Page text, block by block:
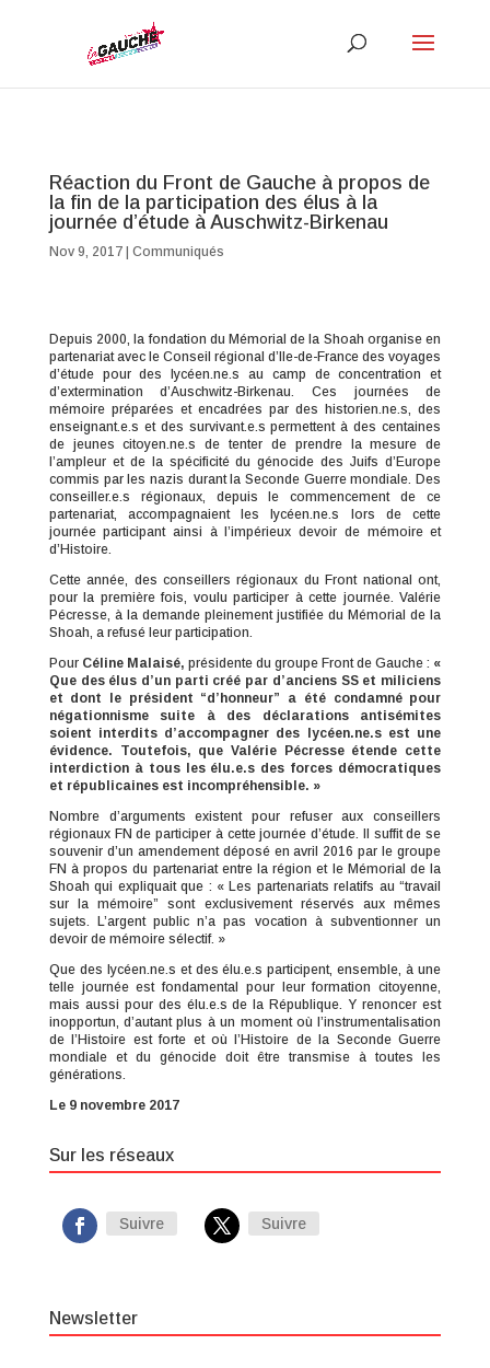
Réaction du Front de Gauche à propos de
la fin de la participation des élus à la
journée d’étude à Auschwitz-Birkenau
Nov 9, 2017| Communiqués
Depuis 2000, la fondation du Mémorial de la Shoah organise en
partenariat avec le Conseil régional d’Ile-de-France des voyages
d’étude pour des lycéen.ne.s au camp de concentration et
d’extermination d’Auschwitz-Birkenau. Ces journées de
mémoire préparées et encadrées par des historien.ne.s, des
enseignant.e.s et des survivant.e.s permettent à des centaines
de jeunes citoyen.ne.s de tenter de prendre la mesure de
l’ampleur et de la spécificité du génocide des Juifs d’Europe
commis par les nazis durant la Seconde Guerre mondiale. Des
conseiller.e.s régionaux, depuis le commencement de ce
partenariat, accompagnaient les lycéen.ne.s lors de cette
journée participant ainsi à l’impérieux devoir de mémoire et
d’Histoire.
Cette année, des conseillers régionaux du Front national ont,
pour la première fois, voulu participer à cette journée. Valérie
Pécresse, à la demande pleinement justifiée du Mémorial de la
Shoah, a refusé leur participation.
Pour Céline Malaisé, présidente du groupe Front de Gauche : «
Que des élus d’un parti créé par d’anciens SS et miliciens
et dont le président “d’honneur” a été condamné pour
négationnisme suite à des déclarations antisémites
soient interdits d’accompagner des lycéen.ne.s est une
évidence. Toutefois, que Valérie Pécresse étende cette
interdiction à tous les élu.e.s des forces démocratiques
et républicaines est incompréhensible. »
Nombre d’arguments existent pour refuser aux conseillers
régionaux FN de participer à cette journée d’étude. Il suffit de se
souvenir d’un amendement déposé en avril 2016 par le groupe
FN à propos du partenariat entre la région et le Mémorial de la
Shoah qui expliquait que : « Les partenariats relatifs au “travail
sur la mémoire” sont exclusivement réservés aux mêmes
sujets. L’argent public n’a pas vocation à subventionner un
devoir de mémoire sélectif. »
Que des lycéen.ne.s et des élu.e.s participent, ensemble, à une
telle journée est fondamental pour leur formation citoyenne,
mais aussi pour des élu.e.s de la République. Y renoncer est
inopportun, d’autant plus à un moment où l’instrumentalisation
de l’Histoire est forte et où l’Histoire de la Seconde Guerre
mondiale et du génocide doit être transmise à toutes les
générations.
Le 9 novembre 2017
Sur les réseaux
Suivre Suivre
Newsletter